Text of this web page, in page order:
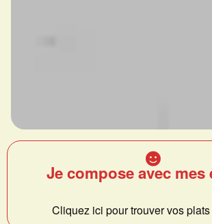
Je compose avec mes
Cliquez ici pour trouver vos